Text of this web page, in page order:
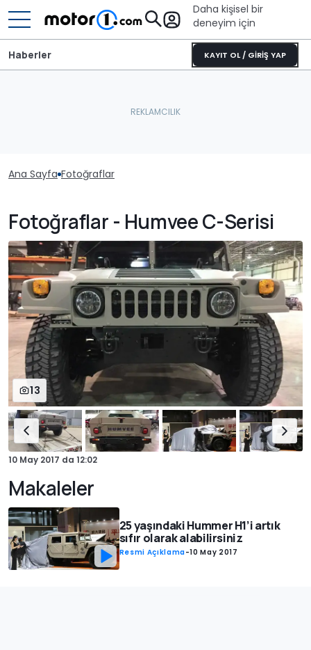
Daha kişisel bir
deneyim için
KAYIT OL / GİRİŞ YAP
Haberler
Ana Sayfa Fotoğraflar
Fotoğraflar - Humvee C-Serisi
13
10 May 2017 da 12:02
Makaleler
25 yaşındaki Hummer H1’i artık
sıfır olarak alabilirsiniz
Resmi Açıklama-10 May 2017